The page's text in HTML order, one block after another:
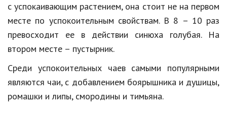
с успокаивающим растением, она стоит не на первом
месте по успокоительным свойствам. В 8 – 10 раз
превосходит ее в действии синюха голубая. На
втором месте – пустырник.
Среди успокоительных чаев самыми популярными
являются чаи, с добавлением боярышника и душицы,
ромашки и липы, смородины и тимьяна.